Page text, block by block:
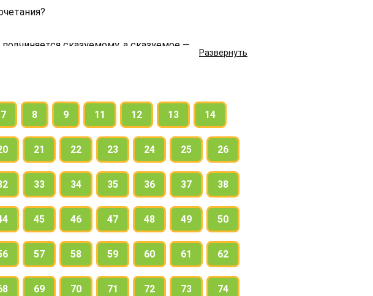
Развернуть
сказуемому, а сказуемое —
мы закрыли листочком главные члены.
— главные члены предложения (предикативная
7 8 9 11 12 13 14
21 22 23 24 25 26
33 34 35 36 37 38
45 46 47 48 49 50
57 58 59 60 61 62
69 70 71 72 73 74